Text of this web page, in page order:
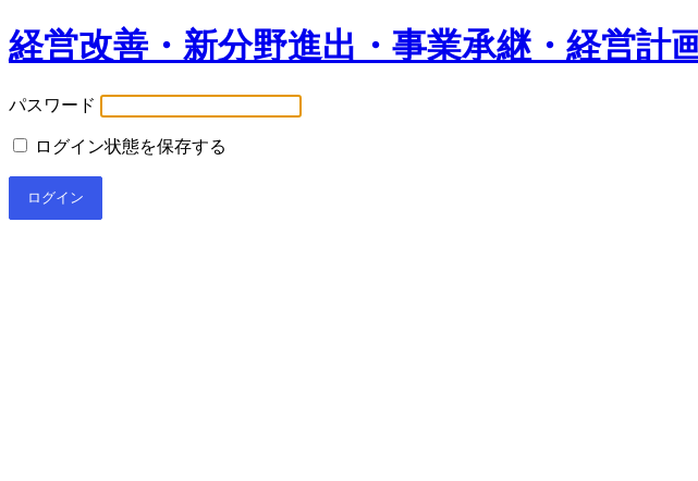
経営改善・新分野進出・事業承継・経営計
パスワード
ログイン状態を保存する